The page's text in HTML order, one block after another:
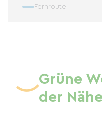
Fernroute
Grüne
der Nähe